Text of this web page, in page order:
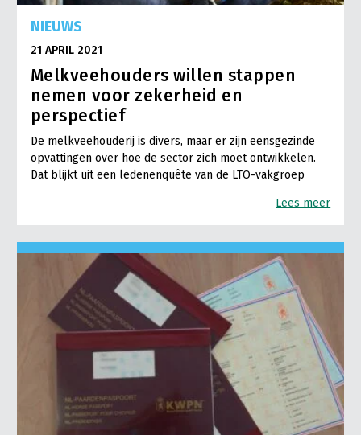
NIEUWS
21 APRIL 2021
Melkveehouders willen stappen
nemen voor zekerheid en
perspectief
De melkveehouderij is divers, maar er zijn eensgezinde
opvattingen over hoe de sector zich moet ontwikkelen.
Dat blijkt uit een ledenenquête van de LTO-vakgroep
Lees meer